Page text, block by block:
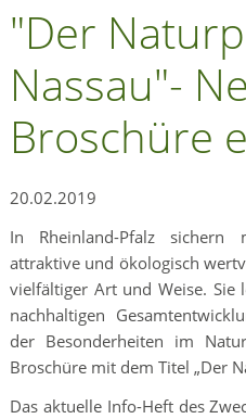
"Der
Nassau"-
Broschüre
20.02.2019
In Rheinland-Pfalz sichern
attraktive und ökologisch
vielfältiger Art und Weise. Sie
nachhaltigen
der Besonderheiten im
Broschüre mit dem Titel „Der
Das aktuelle Info-Heft des